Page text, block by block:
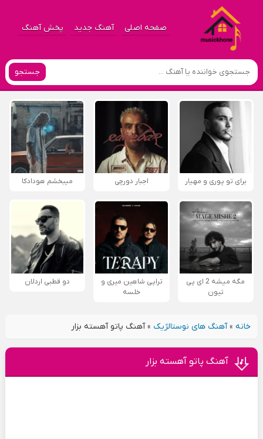
صفحه اصلی آهنگ جدید پخش آهنگ
جستجو
برای تو پوری و مهیار اجبار دورچی میبخشم هودادکا
مگه میشه 2 ای پی
تیون
تراپی شاهین میری و
خلسه
دو قطبی اردلان
خانه»آهنگ های نوستالژیک »آهنگ پاتو آهسته بزار
آهنگ پاتو آهسته بزار